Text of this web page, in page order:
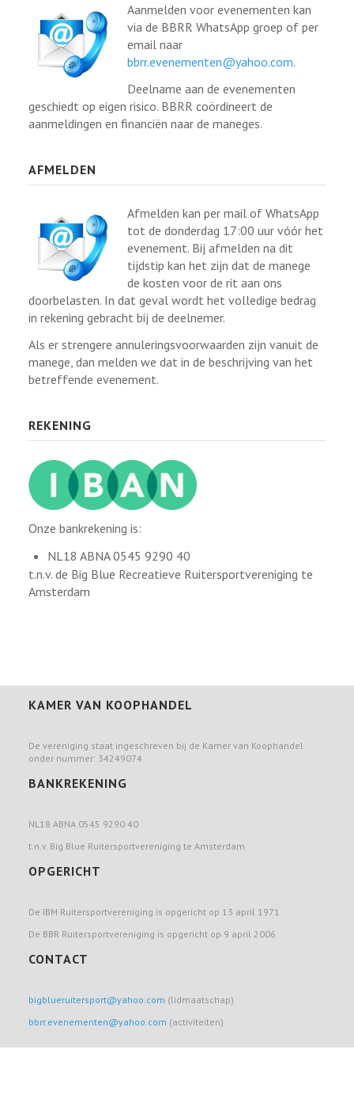
Aanmelden voor evenementen kan
via de BBRR WhatsApp groep of per
email naar
bbrr.evenementen@yahoo.com.
Deelname aan de evenementen
geschiedt op eigen risico. BBRR coördineert de
aanmeldingen en financiën naar de maneges.
AFMELDEN
Afmelden kan per mail of WhatsApp
tot de donderdag 17:00 uur vóór het
evenement. Bij afmelden na dit
tijdstip kan het zijn dat de manege
de kosten voor de rit aan ons
doorbelasten. In dat geval wordt het volledige bedrag
in rekening gebracht bij de deelnemer.
Als er strengere annuleringsvoorwaarden zijn vanuit de
manege, dan melden we dat in de beschrijving van het
betreffende evenement.
REKENING
Onze bankrekening is:
NL18 ABNA 0545 9290 40
t.n.v. de Big Blue Recreatieve Ruitersportvereniging te
Amsterdam
KAMER VAN KOOPHANDEL
De vereniging staat ingeschreven bij de Kamer van Koophandel
onder nummer: 34249074
BANKREKENING
NL18 ABNA 0545 9290 40
t.n.v. Big Blue Ruitersportvereniging te Amsterdam
OPGERICHT
De IBM Ruitersportvereniging is opgericht op 13 april 1971
De BBR Ruitersportvereniging is opgericht op 9 april 2006
CONTACT
bigblueruitersport@yahoo.com (lidmaatschap)
bbrr.evenementen@yahoo.com (activiteiten)